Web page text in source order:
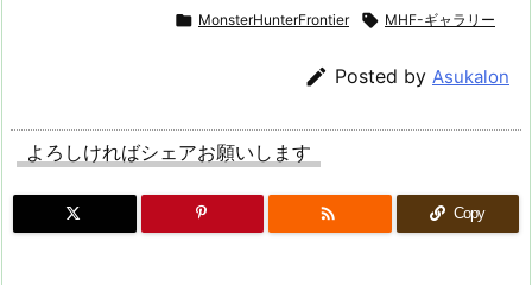
 MonsterHunterFrontier  MHF-ギャラリー
 Posted by Asukalon
よろしければシェアお願いします
 Copy